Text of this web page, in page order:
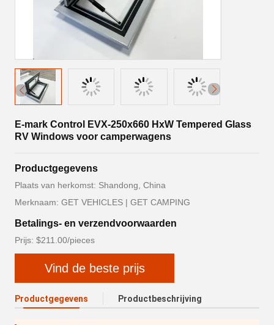
E-mark Control EVX-250x660 HxW Tempered Glass
RV Windows voor camperwagens
Productgegevens
Plaats van herkomst: Shandong, China
Merknaam: GET VEHICLES | GET CAMPING
Betalings- en verzendvoorwaarden
Prijs: $211.00/pieces
Vind de beste prijs
Productgegevens Productbeschrijving